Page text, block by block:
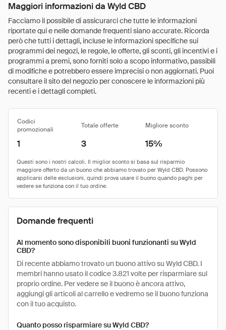
Maggiori informazioni da Wyld CBD
Facciamo il possibile di assicurarci che tutte le informazioni
riportate qui e nelle domande frequenti siano accurate. Ricorda
però che tutti i dettagli, incluse le informazioni specifiche sui
programmi dei negozi, le regole, le offerte, gli sconti, gli incentivi e i
programmi a premi, sono forniti solo a scopo informativo, passibili
di modifiche e potrebbero essere imprecisi o non aggiornati. Puoi
consultare il sito del negozio per conoscere le informazioni più
recenti e i dettagli completi.
Codici
promozionali
Totale offerte Migliore sconto
1 3 15%
Domande frequenti
Al momento sono disponibili buoni funzionanti su Wyld
CBD?
Di recente abbiamo trovato un buono attivo su Wyld CBD. I
membri hanno usato il codice 3.821 volte per risparmiare sul
proprio ordine. Per vedere se il buono è ancora attivo,
aggiungi gli articoli al carrello e vedremo se il buono funziona
con il tuo acquisto.
Quanto posso risparmiare su Wyld CBD?